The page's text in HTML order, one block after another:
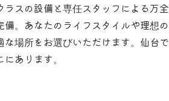
ラスの設備と専任スタッフによる万全
。あなたのライフスタイルや理想の
な場所をお選びいただけます。仙台で
あります。